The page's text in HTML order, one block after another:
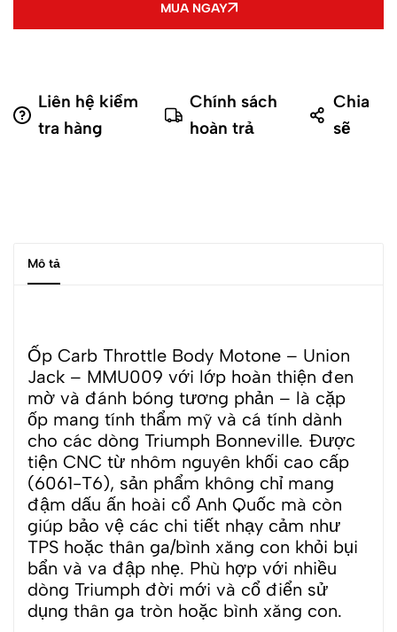
MUA NGAY
Liên hệ kiểm
tra hàng
Chính sách
hoàn trả
Chia
sẽ
Mô tả
Ốp Carb Throttle Body Motone – Union
Jack – MMU009 với lớp hoàn thiện đen
mờ và đánh bóng tương phản – là cặp
ốp mang tính thẩm mỹ và cá tính dành
cho các dòng Triumph Bonneville. Được
tiện CNC từ nhôm nguyên khối cao cấp
(6061-T6), sản phẩm không chỉ mang
đậm dấu ấn hoài cổ Anh Quốc mà còn
giúp bảo vệ các chi tiết nhạy cảm như
TPS hoặc thân ga/bình xăng con khỏi bụi
bẩn và va đập nhẹ. Phù hợp với nhiều
dòng Triumph đời mới và cổ điển sử
dụng thân ga tròn hoặc bình xăng con.